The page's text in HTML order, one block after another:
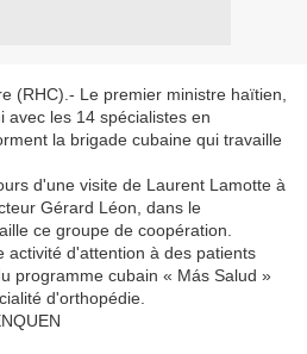
(RHC).- Le premier ministre haïtien,
avec les 14 spécialistes en
la brigade cubaine qui travaille
d'une visite de Laurent Lamotte à
Gérard Léon, dans le
ce groupe de coopération.
activité d'attention à des patients
programme cubain « Más Salud »
d'orthopédie.